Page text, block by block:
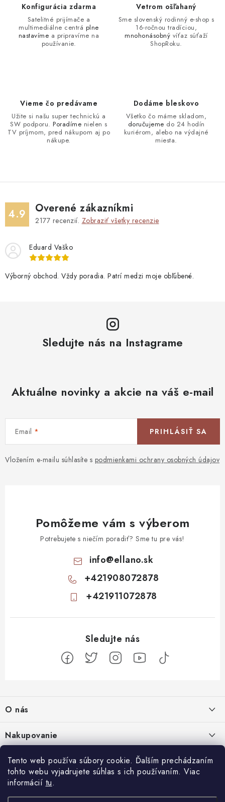
Tento web používa súbory cookie. Ďalším prechádzaním
tohto webu vyjadrujete súhlas s ich používaním. Viac
informácií tu.
Konfigurácia zdarma
Satelitné prijímače a
multimediálne centrá plne
nastavíme a pripravíme na
používanie.
Vetrom ošľahaný
Sme slovenský rodinný e-shop s
16-ročnou tradíciou,
mnohonásobný víťaz súťaží
ShopRoku.
Vieme čo predávame
Užite si našu super technickú a
SW podporu. Poradíme nielen s
TV príjmom, pred nákupom aj po
nákupe.
Dodáme bleskovo
Všetko čo máme skladom,
doručujeme do 24 hodín
kuriérom, alebo na výdajné
miesta.
4.9 Overené zákazníkmi
2177 recenzií. Zobraziť všetky recenzie
Eduard Vaško
Výborný obchod. Vždy poradia. Patrí medzi moje obľúbené.
Sledujte nás na Instagrame
Aktuálne novinky a akcie na váš e-mail
Email
Vložením e-mailu súhlasíte s podmienkami ochrany osobných údajov
PRIHLÁSIŤ SA
Pomôžeme vám s výberom
Potrebujete s niečím poradiť? Sme tu pre vás!
info@ellano.sk
+421908072878
+421911072878
p
ä
t
O nás
Kontakty
Profil firmy
Produktové stránky
Najčastejšie otázky
Nakupovanie
Odstúpiť od zmluvy
Obchodné podmienky
Blog
Nenápadný začiatok, totálny mindfuck na konci: 11 filmov, ktoré vás
Facebook